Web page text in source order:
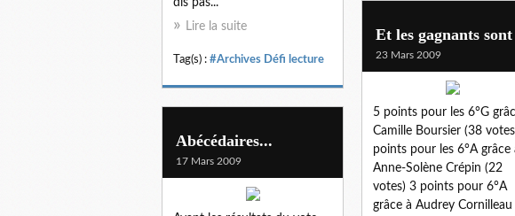
dis pas...
Lire la suite
Tag(s) : #Archives Défi lecture
Et les gagnants
23 Mars 2009
5 points pour les 6°G
Camille Boursier (38
points pour les 6°A grâce
Anne-Solène Crépin (22
votes) 3 points pour 6°A
grâce à Audrey Cornilleau
Abécédaires...
17 Mars 2009